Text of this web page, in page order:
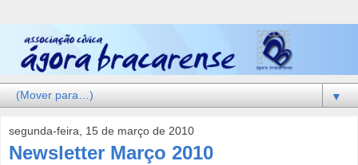
▼
segunda-feira, 15 de março de 2010
Newsletter Março 2010